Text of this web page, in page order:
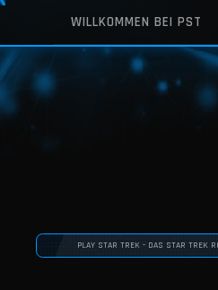
WILLKOMMEN BEI PST
PLAY STAR TREK - DAS STAR TREK